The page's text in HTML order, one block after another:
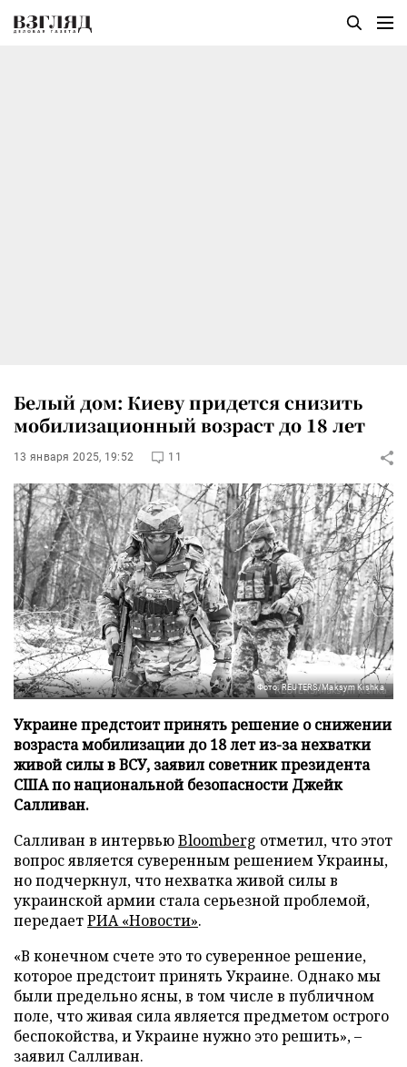
Белый дом: Киеву придется снизить
мобилизационный возраст до 18 лет
13 января 2025, 19:52 11
Фото: REUTERS/Maksym Kishka
Украине предстоит принять решение о снижении
возраста мобилизации до 18 лет из-за нехватки
живой силы в ВСУ, заявил советник президента
США по национальной безопасности Джейк
Салливан.
Салливан в интервьюBloomberg отметил, что этот
вопрос является суверенным решением Украины,
но подчеркнул, что нехватка живой силы в
украинской армии стала серьезной проблемой,
передаетРИА «Новости».
«В конечном счете это то суверенное решение,
которое предстоит принять Украине. Однако мы
были предельно ясны, в том числе в публичном
поле, что живая сила является предметом острого
беспокойства, и Украине нужно это решить», –
заявил Салливан.